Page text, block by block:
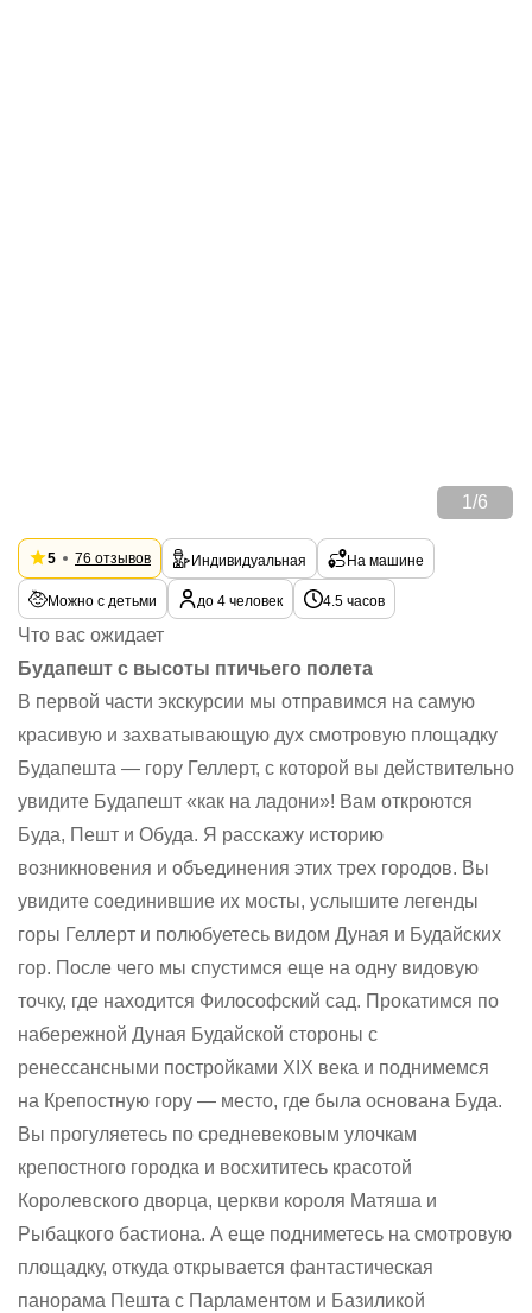
1 /6
5 76 отзывов Индивидуальная На машине
Можно с детьми до 4 человек 4.5 часов
Что вас ожидает
Будапешт с высоты птичьего полета
В первой части экскурсии мы отправимся на самую
красивую и захватывающую дух смотровую площадку
Будапешта — гору Геллерт, с которой вы действительно
увидите Будапешт «как на ладони»! Вам откроются
Буда, Пешт и Обуда. Я расскажу историю
возникновения и объединения этих трех городов. Вы
увидите соединившие их мосты, услышите легенды
горы Геллерт и полюбуетесь видом Дуная и Будайских
гор. После чего мы спустимся еще на одну видовую
точку, где находится Философский сад. Прокатимся по
набережной Дуная Будайской стороны с
ренессансными постройками XIX века и поднимемся
на Крепостную гору — место, где была основана Буда.
Вы прогуляетесь по средневековым улочкам
крепостного городка и восхититесь красотой
Королевского дворца, церкви короля Матяша и
Рыбацкого бастиона. А еще подниметесь на смотровую
площадку, откуда открывается фантастическая
панорама Пешта с Парламентом и Базиликой